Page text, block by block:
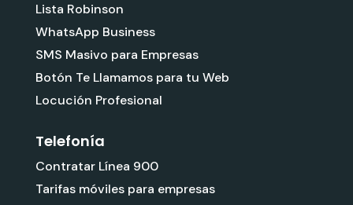
Lista Robinson
WhatsApp Business
SMS Masivo para Empresas
Botón Te Llamamos para tu Web
Locución Profesional
Telefonía
Contratar Línea 900
Tarifas móviles para empresas